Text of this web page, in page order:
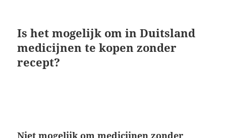
Is het mogelijk om in Duitsland
medicijnen te kopen zonder
recept?
Niet mogelijk om medicijnen zonder